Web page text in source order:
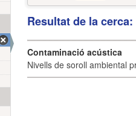
Resultat de la
Contaminació acústica
Nivells de soroll ambiental